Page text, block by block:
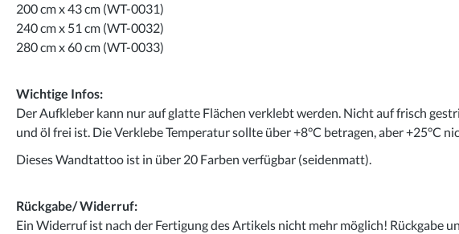
200 cm x 43 cm (WT-0031)
240 cm x 51 cm (WT-0032)
280 cm x 60 cm (WT-0033)
Wichtige Infos:
Der Aufkleber kann nur auf glatte Flächen verklebt werden. Nicht auf frisch
und öl frei ist. Die Verklebe Temperatur sollte über +8°C betragen, aber +25°C
Dieses Wandtattoo ist in über 20 Farben verfügbar (seidenmatt).
Rückgabe/ Widerruf:
Ein Widerruf ist nach der Fertigung des Artikels nicht mehr möglich! Rückgabe